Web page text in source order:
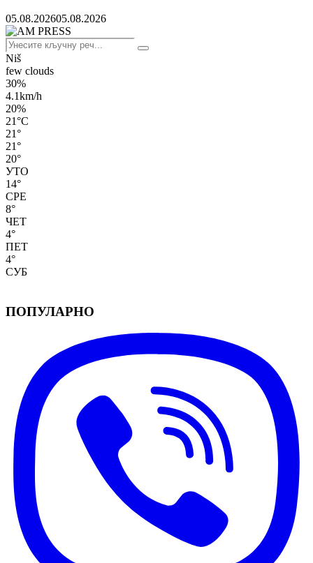
05.08.202605.08.2026
Search
for:
Search
Niš
few clouds
30%
4.1km/h
20%
21°C
21°
21°
20°
УТО
14°
СРЕ
8°
ЧЕТ
4°
ПЕТ
4°
СУБ
ПОПУЛАРНО